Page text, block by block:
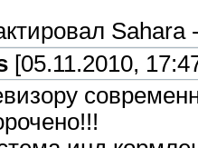
Sahara
[05.11.2010,